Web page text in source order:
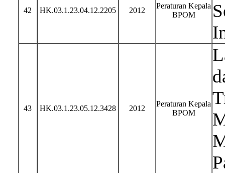
42 HK.03.1.23.04.12.2205 2012
Peraturan Kepala
BPOM
43 HK.03.1.23.05.12.3428 2012
Peraturan Kepala
BPOM